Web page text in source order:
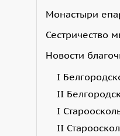
Монастыри
Сестричество
Новости
I
II
I
II